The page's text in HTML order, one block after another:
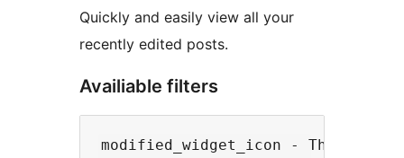
Quickly and easily view all your
recently edited posts.
Availiable filters
modified_widget_icon - The